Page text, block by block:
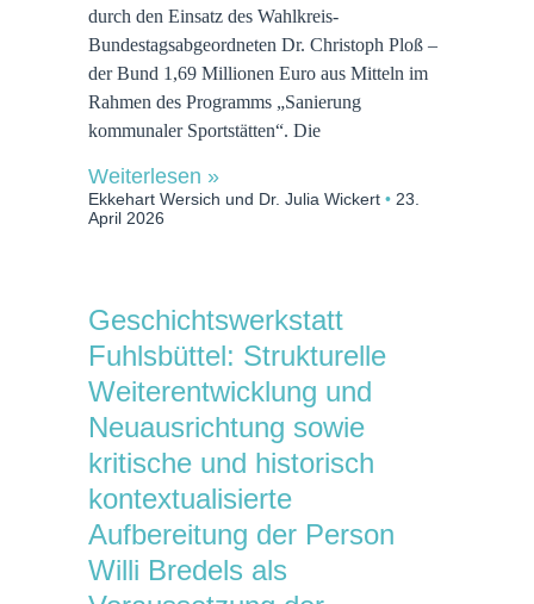
durch den Einsatz des Wahlkreis-
Bundestagsabgeordneten Dr. Christoph Ploß –
der Bund 1,69 Millionen Euro aus Mitteln im
Rahmen des Programms „Sanierung
kommunaler Sportstätten“. Die
Weiterlesen »
Ekkehart Wersich und Dr. Julia Wickert
23.
April 2026
Geschichtswerkstatt
Fuhlsbüttel: Strukturelle
Weiterentwicklung und
Neuausrichtung sowie
kritische und historisch
kontextualisierte
Aufbereitung der Person
Willi Bredels als